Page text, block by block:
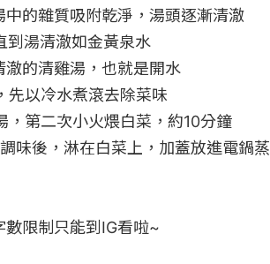
的雜質吸附乾淨，湯頭逐漸清澈
到湯清澈如金黃泉水
的清雞湯，也就是開水
先以冷水煮滾去除菜味
，第二次小火煨白菜，約10分鐘
味後，淋在白菜上，加蓋放進電鍋蒸
限制只能到IG看啦~